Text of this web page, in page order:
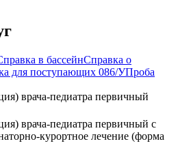
в бассейнСправка о
для поступающих 086/УПроба
врача-педиатра первичный
врача-педиатра первичный с
курортное лечение (форма